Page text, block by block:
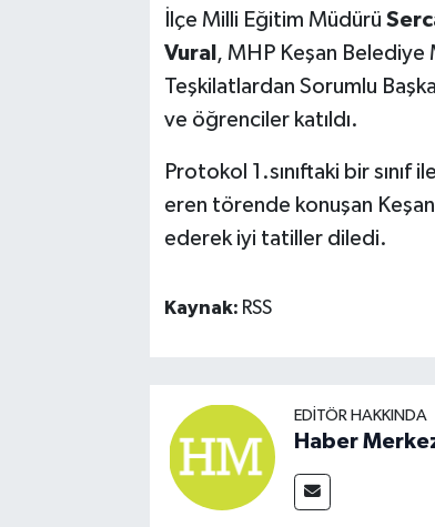
İlçe Milli Eğitim Müdürü
Vural , MHP Keşan Belediye
Teşkilatlardan Sorumlu
ve öğrenciler katıldı.
Protokol 1.sınıftaki bir sınıf
eren törende konuşan Keşan
ederek iyi tatiller diledi.
Kaynak: RSS
EDITÖR HAKKINDA
Haber